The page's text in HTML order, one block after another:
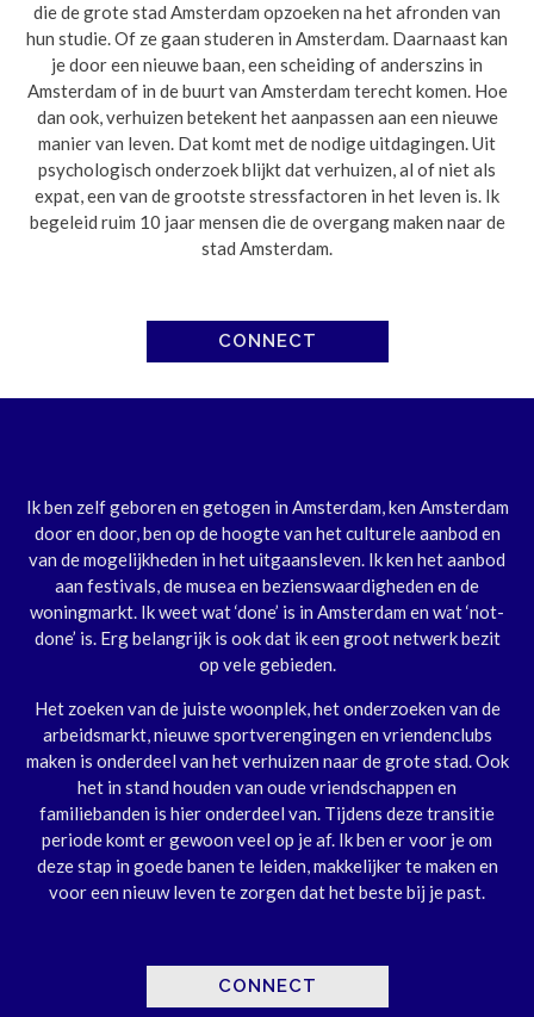
die de grote stad Amsterdam opzoeken na het afronden van
hun studie. Of ze gaan studeren in Amsterdam. Daarnaast kan
je door een nieuwe baan, een scheiding of anderszins in
Amsterdam of in de buurt van Amsterdam terecht komen. Hoe
dan ook, verhuizen betekent het aanpassen aan een nieuwe
manier van leven. Dat komt met de nodige uitdagingen. Uit
psychologisch onderzoek blijkt dat verhuizen, al of niet als
expat, een van de grootste stressfactoren in het leven is. Ik
begeleid ruim 10 jaar mensen die de overgang maken naar de
stad Amsterdam.
CONNECT
Ik ben zelf geboren en getogen in Amsterdam, ken Amsterdam
door en door, ben op de hoogte van het culturele aanbod en
van de mogelijkheden in het uitgaansleven. Ik ken het aanbod
aan festivals, de musea en bezienswaardigheden en de
woningmarkt. Ik weet wat ‘done’ is in Amsterdam en wat ‘not-
done’ is. Erg belangrijk is ook dat ik een groot netwerk bezit
op vele gebieden.
Het zoeken van de juiste woonplek, het onderzoeken van de
arbeidsmarkt, nieuwe sportverengingen en vriendenclubs
maken is onderdeel van het verhuizen naar de grote stad. Ook
het in stand houden van oude vriendschappen en
familiebanden is hier onderdeel van. Tijdens deze transitie
periode komt er gewoon veel op je af. Ik ben er voor je om
deze stap in goede banen te leiden, makkelijker te maken en
voor een nieuw leven te zorgen dat het beste bij je past.
CONNECT